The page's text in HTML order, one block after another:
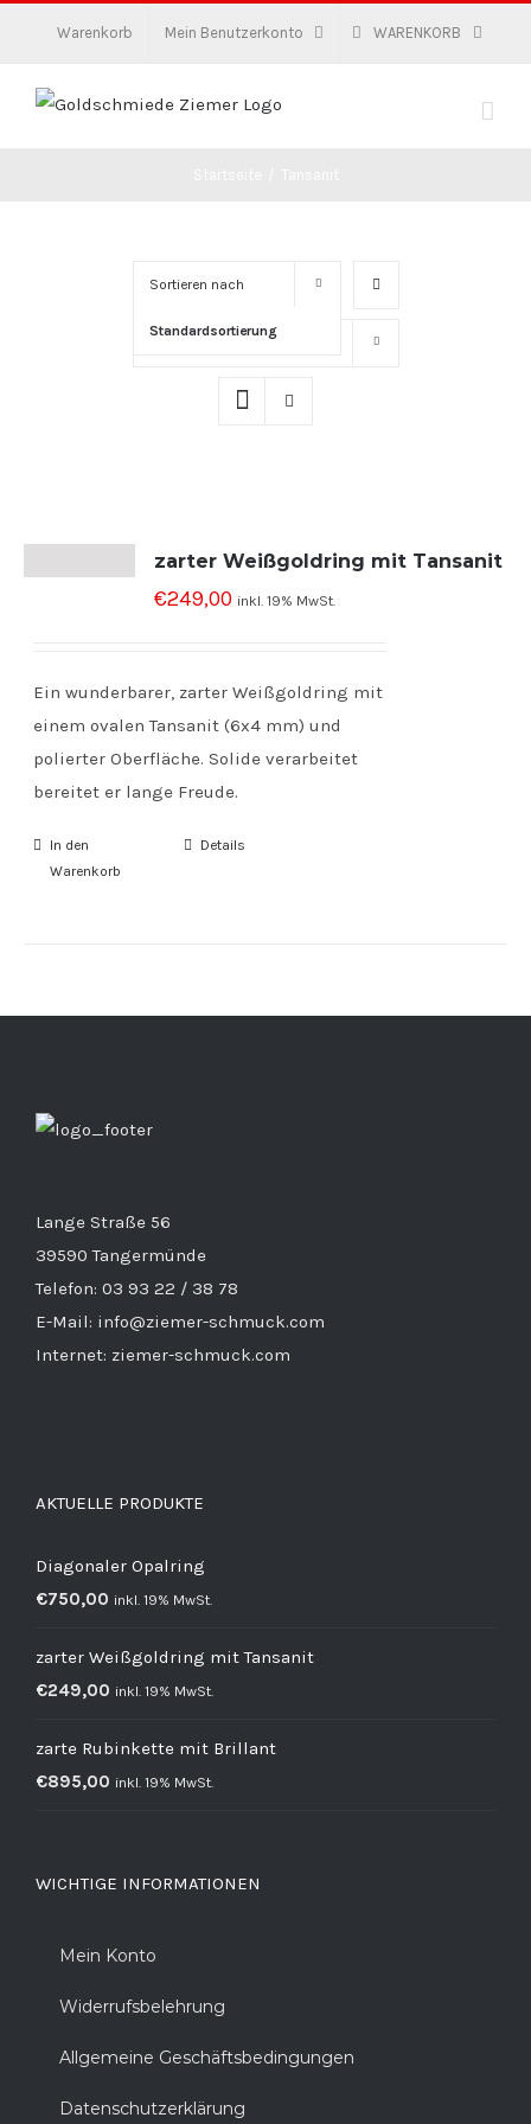
Warenkorb Mein Benutzerkonto WARENKORB
Sortieren nach
Standardsortierung
zarter Weißgoldring mit Tansanit
€249,00 inkl. 19% MwSt.
Ein wunderbarer, zarter Weißgoldring mit
einem ovalen Tansanit (6x4 mm) und
polierter Oberfläche. Solide verarbeitet
bereitet er lange Freude.
In den
Warenkorb
Details
Lange Straße 56
39590 Tangermünde
Telefon: 03 93 22 / 38 78
E-Mail: info@ziemer-schmuck.com
Internet: ziemer-schmuck.com
AKTUELLE PRODUKTE
Diagonaler Opalring
€750,00 inkl. 19% MwSt.
zarter Weißgoldring mit Tansanit
€249,00 inkl. 19% MwSt.
zarte Rubinkette mit Brillant
€895,00 inkl. 19% MwSt.
WICHTIGE INFORMATIONEN
Mein Konto
Widerrufsbelehrung
Allgemeine Geschäftsbedingungen
Datenschutzerklärung